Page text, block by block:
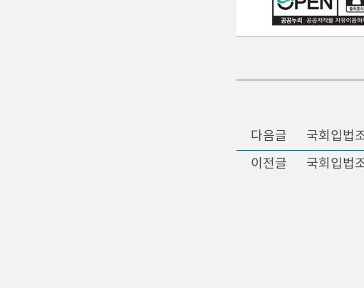
다음글
국회입법
이전글
국회입법